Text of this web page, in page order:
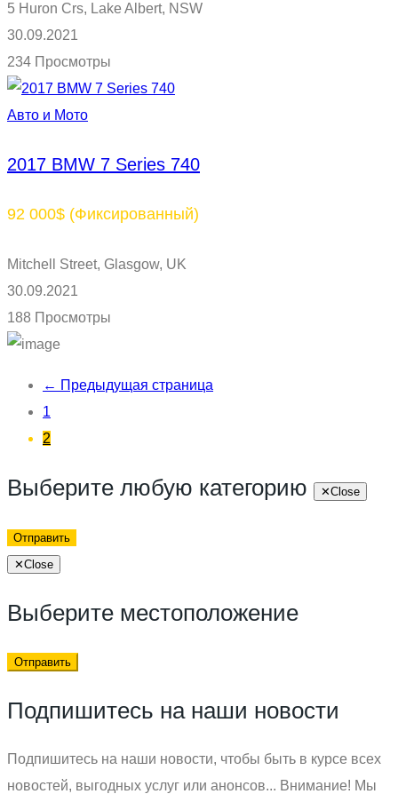
5 Huron Crs, Lake Albert, NSW
30.09.2021
234 Просмотры
Авто и Мото
2017 BMW 7 Series 740
92 000$ (Фиксированный)
Mitchell Street, Glasgow, UK
30.09.2021
188 Просмотры
← Предыдущая страница
1
2
Выберите любую категорию ✕Close
Отправить
✕Close
Выберите местоположение
Отправить
Подпишитесь на наши новости
Подпишитесь на наши новости, чтобы быть в курсе всех
новостей, выгодных услуг или анонсов... Внимание! Мы